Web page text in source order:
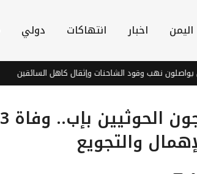
اليمن اخبار انتهاكات دولي
نهب وقود الشاحنات وإثقال كاهل السائقين
تصاعد الانتهاكات داخل سجون الحوثيين بإب.. وفاة 3
والتجويع